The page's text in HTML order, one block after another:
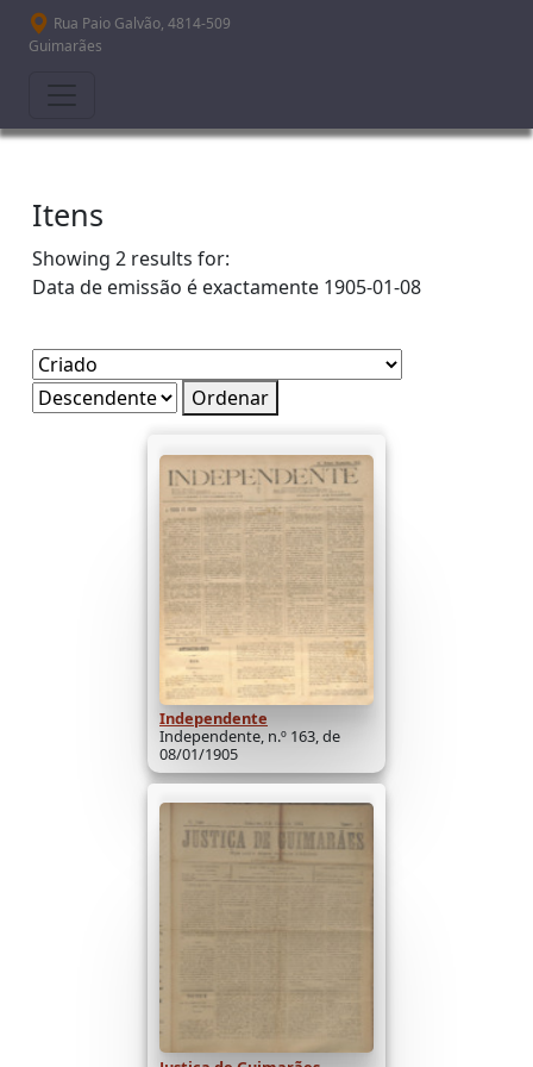
Passar para o conteúdo principal
Rua Paio Galvão, 4814-509
Guimarães
Itens
Showing 2 results for:
Data de emissão é exactamente 1905-01-08
Ordenar
Independente
Independente, n.º 163, de
08/01/1905